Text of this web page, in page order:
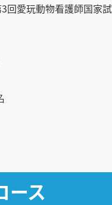
回愛玩動物看護師国家
ース